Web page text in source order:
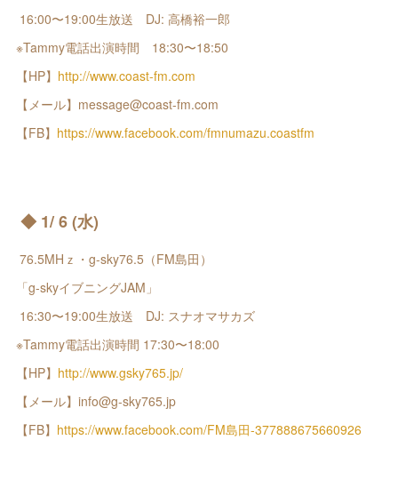
16:00〜19:00生放送 DJ: 高橋裕一郎
※Tammy電話出演時間 18:30〜18:50
【HP】 http://www.coast-fm.com
【メール】message@coast-fm.com
【FB】 https://www.facebook.com/fmnumazu.coastfm
◆ 1/ 6 (水)
76.5MHｚ・g-sky76.5（FM島田）
「g-skyイブニングJAM」
16:30〜19:00生放送 DJ: スナオマサカズ
※Tammy電話出演時間 17:30〜18:00
【HP】 http://www.gsky765.jp/
【メール】info@g-sky765.jp
【FB】 https://www.facebook.com/FM島田-377888675660926